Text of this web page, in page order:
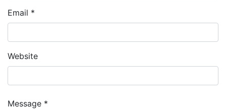
Email *
Website
Message *